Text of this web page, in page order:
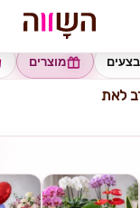
הזינו כתובת
מוצרים
לאת